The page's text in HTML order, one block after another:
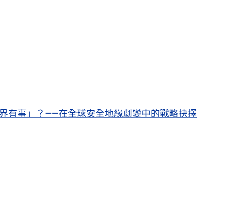
有事」？——在全球安全地緣劇變中的戰略抉擇